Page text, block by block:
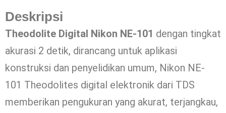
Deskripsi
Theodolite Digital Nikon NE-101 dengan tingkat
akurasi 2 detik, dirancang untuk aplikasi
konstruksi dan penyelidikan umum, Nikon NE-
101 Theodolites digital elektronik dari TDS
memberikan pengukuran yang akurat, terjangkau,